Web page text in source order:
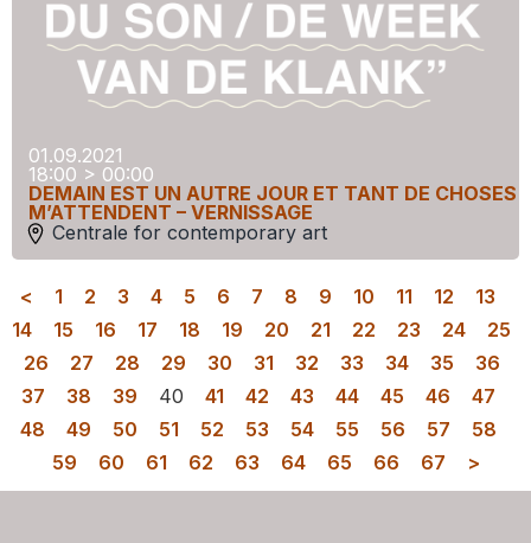
01.09.2021
18:00 > 00:00
DEMAIN EST UN AUTRE JOUR ET TANT DE CHOSES
M’ATTENDENT – VERNISSAGE
Centrale for contemporary art
< 1 2 3 4 5 6 7 8 9 10 11 12
13
14
15 16 17 18 19 20 21 22 23 24
25
26
27 28 29 30 31 32 33 34 35
36
37
38 39 40 41 42 43 44 45 46
47
48
49 50 51 52 53 54 55 56 57
58
59
60 61 62 63 64 65 66 67 >